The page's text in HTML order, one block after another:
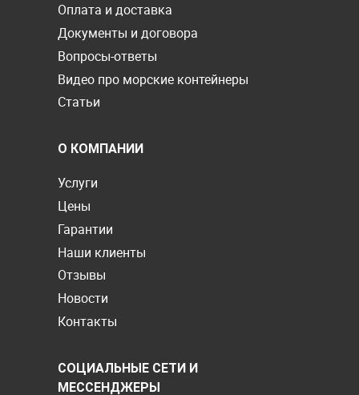
Оплата и доставка
Документы и договора
Вопросы-ответы
Видео про морские контейнеры
Статьи
О КОМПАНИИ
Услуги
Цены
Гарантии
Наши клиенты
Отзывы
Новости
Контакты
СОЦИАЛЬНЫЕ СЕТИ И
МЕССЕНДЖЕРЫ